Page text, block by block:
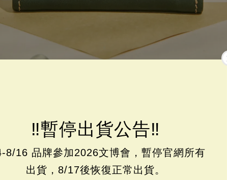
‼️暫停出貨公告‼️
8/16 品牌參加2026文博會，暫停官網所有
出貨，8/17後恢復正常出貨。
並以訂製口金框點出復古基調，